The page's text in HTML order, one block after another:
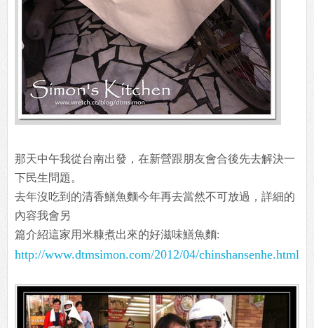
那天中午我從台南出發，在新營跟朋友會合後先去解決一
下民生問題。
去年沒吃到的清香鱔魚麵今年再去當然不可放過，詳細的
內容我會另
篇介紹這家用米糠煮出來的好滋味鱔魚麵:
http://www.dtmsimon.com/2012/04/chinshansenhe.html